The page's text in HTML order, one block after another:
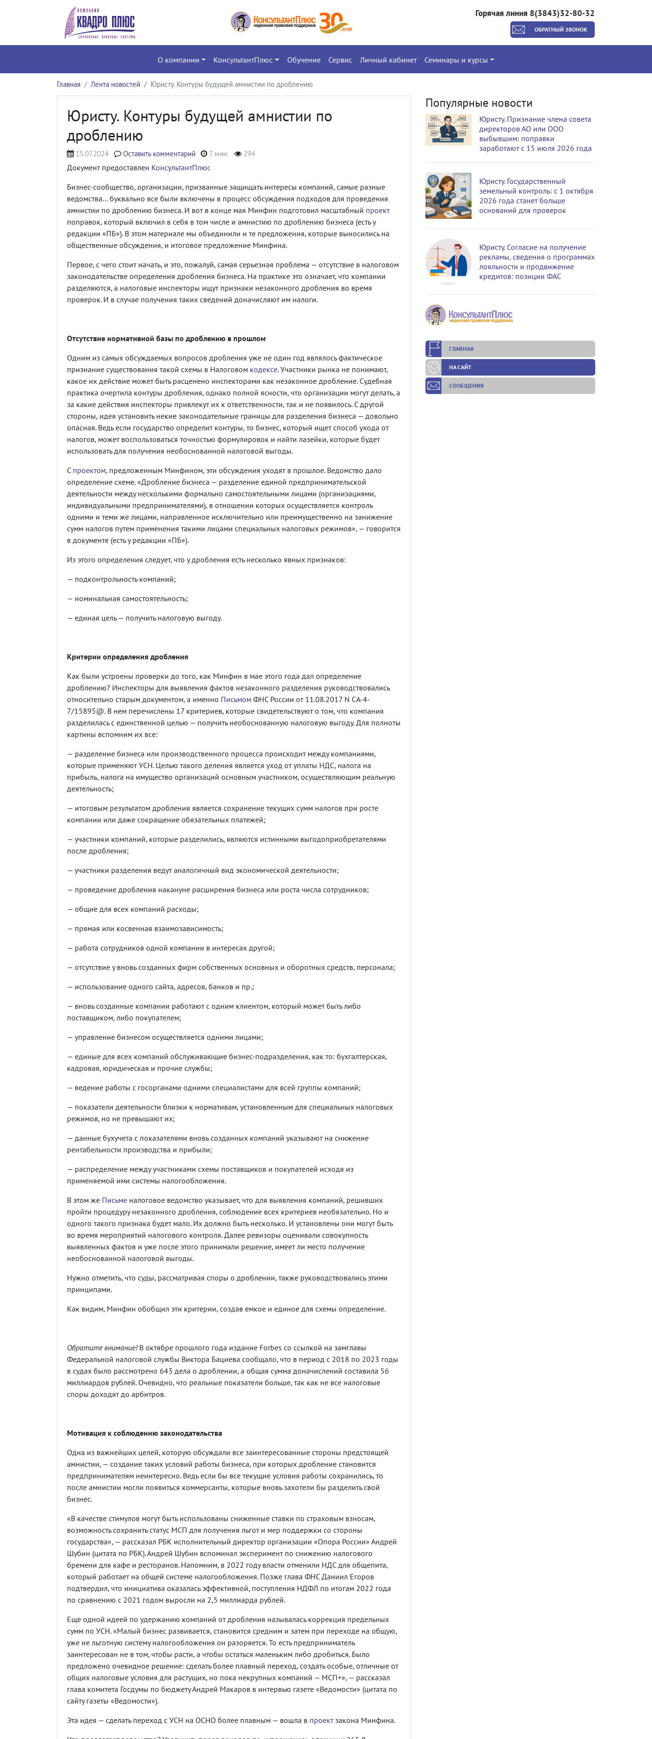
Горячая линия 8(3843)32-80-32
ОБРАТНЫЙ ЗВОНОК
О компании КонсультантПлюс Обучение Сервис Личный кабинет Семинары и курсы
Главная Лента новостей Юристу. Контуры будущей амнистии по дроблению
Юристу. Контуры будущей амнистии по
дроблению
15.07.2024 Оставить комментарий 7 мин. 294
Документ предоставлен КонсультантПлюс
Бизнес-сообщество, организации, призванные защищать интересы компаний, самые разные
ведомства… буквально все были включены в процесс обсуждения подходов для проведения
амнистии по дроблению бизнеса. И вот в конце мая Минфин подготовил масштабный проект
поправок, который включил в себя в том числе и амнистию по дроблению бизнеса (есть у
редакции «ПБ»). В этом материале мы объединили и те предложения, которые выносились на
общественные обсуждения, и итоговое предложение Минфина.
Первое, с чего стоит начать, и это, пожалуй, самая серьезная проблема — отсутствие в налоговом
законодательстве определения дробления бизнеса. На практике это означает, что компании
разделяются, а налоговые инспекторы ищут признаки незаконного дробления во время
проверок. И в случае получения таких сведений доначисляют им налоги.
Отсутствие нормативной базы по дроблению в прошлом
Одним из самых обсуждаемых вопросов дробления уже не один год являлось фактическое
признание существования такой схемы в Налоговом кодексе. Участники рынка не понимают,
какое их действие может быть расценено инспекторами как незаконное дробление. Судебная
практика очертила контуры дробления, однако полной ясности, что организации могут делать, а
за какие действия инспекторы привлекут их к ответственности, так и не появилось. С другой
стороны, идея установить некие законодательные границы для разделения бизнеса — довольно
опасная. Ведь если государство определит контуры, то бизнес, который ищет способ ухода от
налогов, может воспользоваться точностью формулировок и найти лазейки, которые будет
использовать для получения необоснованной налоговой выгоды.
С проектом, предложенным Минфином, эти обсуждения уходят в прошлое. Ведомство дало
определение схеме. «Дробление бизнеса — разделение единой предпринимательской
деятельности между несколькими формально самостоятельными лицами (организациями,
индивидуальными предпринимателями), в отношении которых осуществляется контроль
одними и теми же лицами, направленное исключительно или преимущественно на занижение
сумм налогов путем применения такими лицами специальных налоговых режимов», — говорится
в документе (есть у редакции «ПБ»).
Из этого определения следует, что у дробления есть несколько явных признаков:
— подконтрольность компаний;
— номинальная самостоятельность;
— единая цель — получить налоговую выгоду.
Критерии определения дробления
Как были устроены проверки до того, как Минфин в мае этого года дал определение
дроблению? Инспекторы для выявления фактов незаконного разделения руководствовались
относительно старым документом, а именно Письмом ФНС России от 11.08.2017 N СА-4-
7/15895@. В нем перечислены 17 критериев, которые свидетельствуют о том, что компания
разделилась с единственной целью — получить необоснованную налоговую выгоду. Для полноты
картины вспомним их все:
— разделение бизнеса или производственного процесса происходит между компаниями,
которые применяют УСН. Целью такого деления является уход от уплаты НДС, налога на
прибыль, налога на имущество организаций основным участником, осуществляющим реальную
деятельность;
— итоговым результатом дробления является сохранение текущих сумм налогов при росте
компании или даже сокращение обязательных платежей;
— участники компаний, которые разделились, являются истинными выгодоприобретателями
после дробления;
— участники разделения ведут аналогичный вид экономической деятельности;
— проведение дробления накануне расширения бизнеса или роста числа сотрудников;
— общие для всех компаний расходы;
— прямая или косвенная взаимозависимость;
— работа сотрудников одной компании в интересах другой;
— отсутствие у вновь созданных фирм собственных основных и оборотных средств, персонала;
— использование одного сайта, адресов, банков и пр.;
— вновь созданные компании работают с одним клиентом, который может быть либо
поставщиком, либо покупателем;
— управление бизнесом осуществляется одними лицами;
— единые для всех компаний обслуживающие бизнес-подразделения, как то: бухгалтерская,
кадровая, юридическая и прочие службы;
— ведение работы с госорганами одними специалистами для всей группы компаний;
— показатели деятельности близки к нормативам, установленным для специальных налоговых
режимов, но не превышают их;
— данные бухучета с показателями вновь созданных компаний указывают на снижение
рентабельности производства и прибыли;
— распределение между участниками схемы поставщиков и покупателей исходя из
применяемой ими системы налогообложения.
В этом же Письме налоговое ведомство указывает, что для выявления компаний, решивших
пройти процедуру незаконного дробления, соблюдение всех критериев необязательно. Но и
одного такого признака будет мало. Их должно быть несколько. И установлены они могут быть
во время мероприятий налогового контроля. Далее ревизоры оценивали совокупность
выявленных фактов и уже после этого принимали решение, имеет ли место получение
необоснованной налоговой выгоды.
Нужно отметить, что суды, рассматривая споры о дроблении, также руководствовались этими
принципами.
Как видим, Минфин обобщил эти критерии, создав емкое и единое для схемы определение.
Обратите внимание!В октябре прошлого года издание Forbes со ссылкой на замглавы
Федеральной налоговой службы Виктора Бациева сообщало, что в период с 2018 по 2023 годы
в судах было рассмотрено 643 дела о дроблении, а общая сумма доначислений составила 56
миллиардов рублей. Очевидно, что реальные показатели больше, так как не все налоговые
споры доходят до арбитров.
Мотивация к соблюдению законодательства
Одна из важнейших целей, которую обсуждали все заинтересованные стороны предстоящей
амнистии, — создание таких условий работы бизнеса, при которых дробление становится
предпринимателям неинтересно. Ведь если бы все текущие условия работы сохранились, то
после амнистии могли появиться коммерсанты, которые вновь захотели бы разделить свой
бизнес.
«В качестве стимулов могут быть использованы сниженные ставки по страховым взносам,
возможность сохранить статус МСП для получения льгот и мер поддержки со стороны
государства», — рассказал РБК исполнительный директор организации «Опора России» Андрей
Шубин (цитата по РБК). Андрей Шубин вспоминал эксперимент по снижению налогового
бремени для кафе и ресторанов. Напомним, в 2022 году власти отменили НДС для общепита,
который работает на общей системе налогообложения. Позже глава ФНС Даниил Егоров
подтвердил, что инициатива оказалась эффективной, поступления НДФЛ по итогам 2022 года
по сравнению с 2021 годом выросли на 2,5 миллиарда рублей.
Еще одной идеей по удержанию компаний от дробления называлась коррекция предельных
сумм по УСН. «Малый бизнес развивается, становится средним и затем при переходе на общую,
уже не льготную систему налогообложения он разоряется. То есть предприниматель
заинтересован не в том, чтобы расти, а чтобы остаться маленьким либо дробиться. Было
предложено очевидное решение: сделать более плавный переход, создать особые, отличные от
общих налоговые условия для растущих, но пока некрупных компаний — МСП+», — рассказал
глава комитета Госдумы по бюджету Андрей Макаров в интервью газете «Ведомости» (цитата по
сайту газеты «Ведомости»).
Эта идея — сделать переход с УСН на ОСНО более плавным — вошла в проектзакона Минфина.
Популярные новости
Юристу. Признание члена совета
директоров АО или ООО
выбывшим: поправки
заработают с 15 июля 2026 года
Юристу. Государственный
земельный контроль: с 1 октября
2026 года станет больше
оснований для проверок
Юристу. Согласие на получение
рекламы, сведения о программах
лояльности и продвижение
кредитов: позиции ФАС
ГЛАВНАЯ
НА САЙТ
СООБЩЕНИЯ